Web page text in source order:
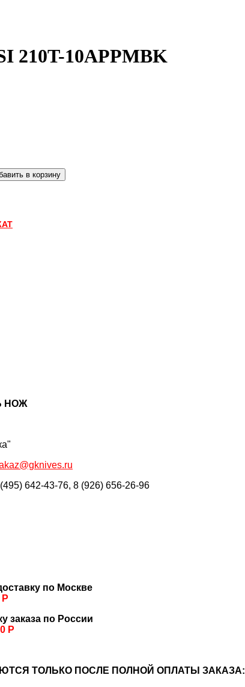
210T-10APPMBK
НОЖ
642-43-76, 8 (926) 656-26-96
по Москве
Р
заказа по России
Р
ТОЛЬКО ПОСЛЕ ПОЛНОЙ ОПЛАТЫ ЗАКАЗА: